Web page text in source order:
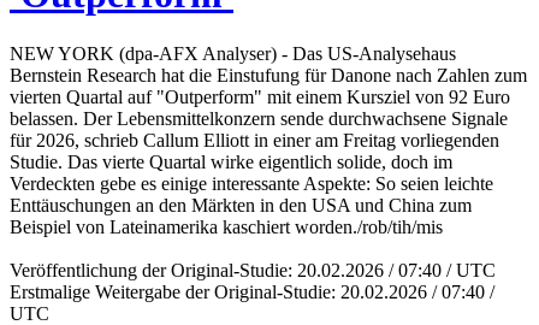
NEW YORK (dpa-AFX Analyser) - Das US-Analysehaus
Bernstein Research hat die Einstufung für Danone nach Zahlen zum
vierten Quartal auf "Outperform" mit einem Kursziel von 92 Euro
belassen. Der Lebensmittelkonzern sende durchwachsene Signale
für 2026, schrieb Callum Elliott in einer am Freitag vorliegenden
Studie. Das vierte Quartal wirke eigentlich solide, doch im
Verdeckten gebe es einige interessante Aspekte: So seien leichte
Enttäuschungen an den Märkten in den USA und China zum
Beispiel von Lateinamerika kaschiert worden./rob/tih/mis
Veröffentlichung der Original-Studie: 20.02.2026 / 07:40 / UTC
Erstmalige Weitergabe der Original-Studie: 20.02.2026 / 07:40 /
UTC